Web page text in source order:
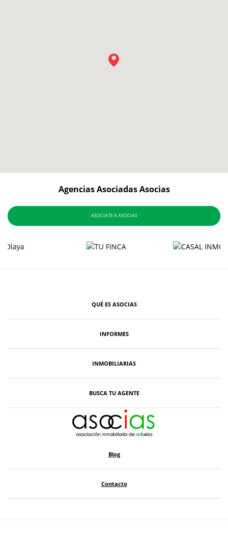
Agencias Asociadas Asocias
ASOCIATE A ASOCIAS
QUÉ ES ASOCIAS
INFORMES
INMOBILIARIAS
BUSCA TU AGENTE
Blog
Contacto